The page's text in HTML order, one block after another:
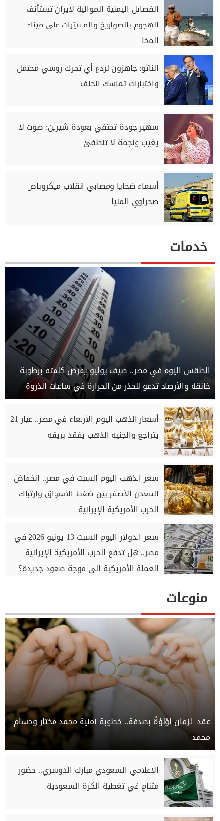
الفصائل اليمنية الموالية لإيران تستأنف
الهجوم بالصواريخ والمسيّرات على ميناء
المخا
الناتو: جاهزون لردع أي تحرك روسي محتمل
واختبارات تماسك الحلف
سهير جودة تحتفي بعودة شيرين: صوت لا
يغيب ونجمة لا تنطفئ
أسماء ضحايا ومصابي انقلاب ميكروباص
صحراوي المنيا
خدمات
الطقس اليوم في مصر.. صيف يوليو يفرض كلمته برطوبة
خانقة والأرصاد تدعو للحذر من الحرارة في ساعات الذروة
أسعار الذهب اليوم الأربعاء في مصر.. عيار 21
يتراجع والجنيه الذهب يفقد بريقه
سعر الذهب اليوم السبت في مصر.. انخفاض
المعدن الأصفر بين ضغط الأسواق وارتباك
الحرب الأمريكية الإيرانية
سعر الدولار اليوم السبت 13 يونيو 2026 في
مصر.. هل تدفع الحرب الأمريكية الإيرانية
العملة الأمريكية إلى موجة صعود جديدة؟
منوعات
عقد الزمان لؤلؤةً بصدفة.. خطوبة أمنية محمد مختار وحسام
محمد
الإعلامي السعودي مبارك الدوسري.. حضور
متنامٍ في تغطية الكرة السعودية